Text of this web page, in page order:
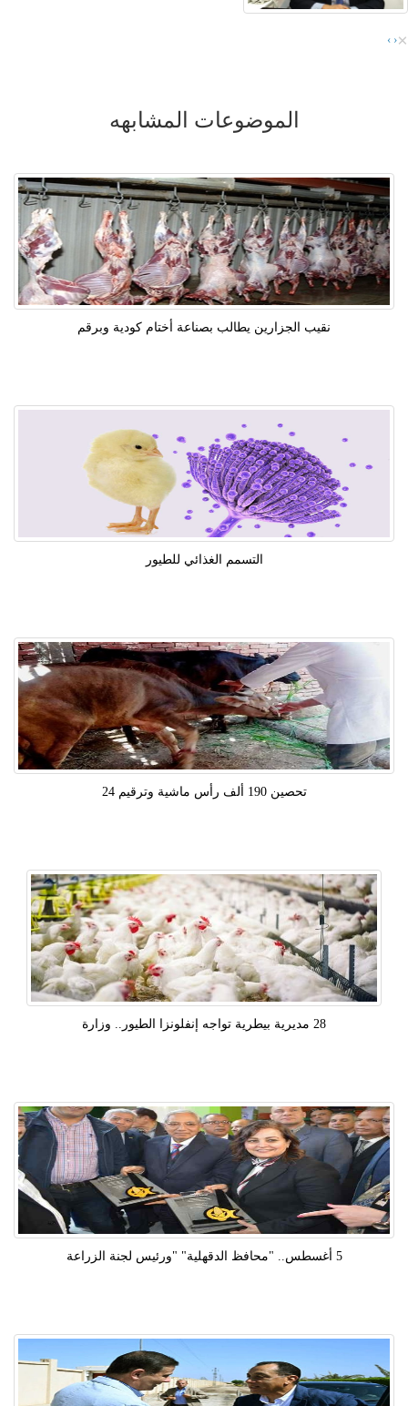
‹
› ×
الموضوعات المشابهه
نقيب الجزارين يطالب بصناعة أختام كودية وبرقم
التسمم الغذائي للطيور
تحصين 190 ألف رأس ماشية وترقيم 24
28 مديرية بيطرية تواجه إنفلونزا الطيور.. وزارة
5 أغسطس.. "محافظ الدقهلية" "ورئيس لجنة الزراعة